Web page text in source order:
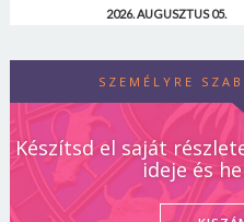
2026. AUGUSZTUS 05.
SZEMÉLYRE
Készítsd el saját
ideje és